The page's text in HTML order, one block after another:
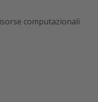
computazionali